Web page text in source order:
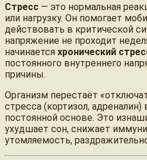
Стресс — это нормальная
или нагрузку. Он помогает
действовать в критической
напряжение не проходит
начинается хронический
постоянного внутреннего
причины.
Организм перестаёт
стресса (кортизол,
постоянной основе. Это
ухудшает сон, снижает
утомляемость,